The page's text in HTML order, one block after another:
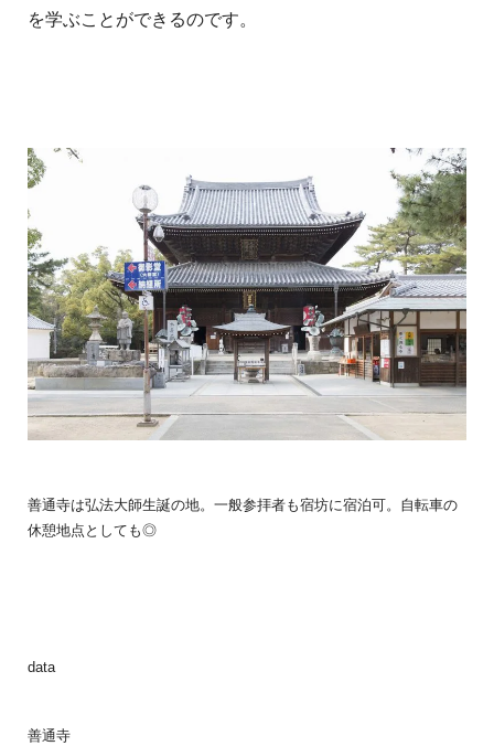
を学ぶことができるのです。
善通寺は弘法大師生誕の地。一般参拝者も宿坊に宿泊可。自転車の
休憩地点としても◎
data
善通寺